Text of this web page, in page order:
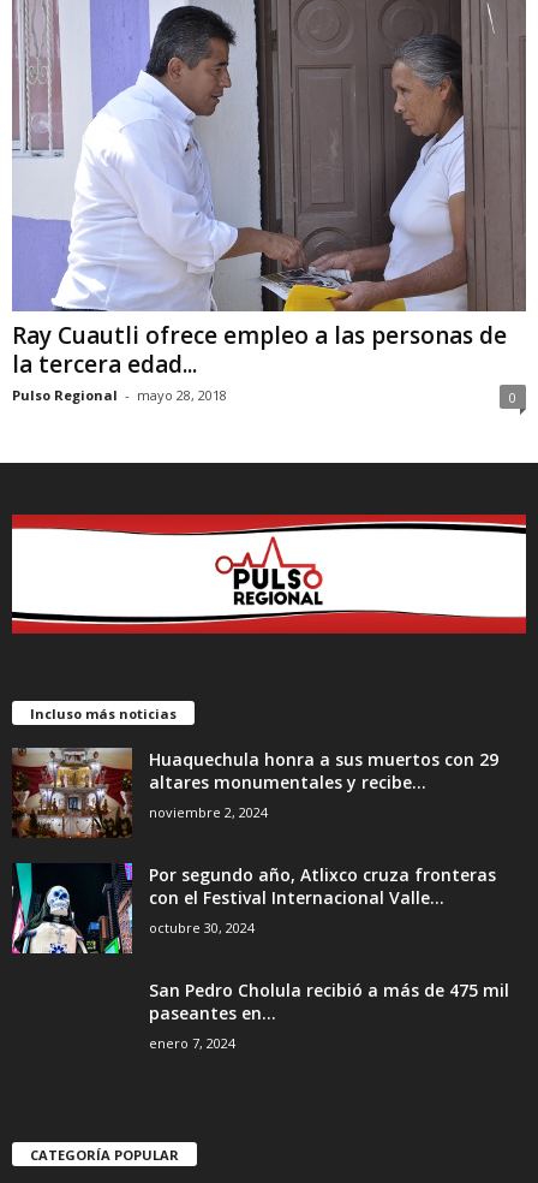
Ray Cuautli ofrece empleo a las personas de
la tercera edad...
Pulso Regional - mayo 28, 2018 0
Incluso más noticias
Huaquechula honra a sus muertos con 29
altares monumentales y recibe...
noviembre 2, 2024
Por segundo año, Atlixco cruza fronteras
con el Festival Internacional Valle...
octubre 30, 2024
San Pedro Cholula recibió a más de 475 mil
paseantes en...
enero 7, 2024
CATEGORÍA POPULAR